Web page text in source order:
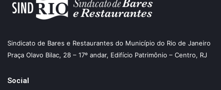
Sindicato de Bares e Restaurantes do Município do Rio de Janeiro
Praça Olavo Bilac, 28 – 17º andar, Edifício Patrimônio – Centro, RJ
Social